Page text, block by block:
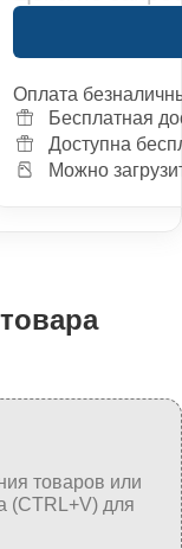
Оплата
Бесплатная
Доступна
Можно